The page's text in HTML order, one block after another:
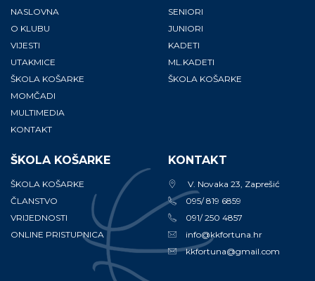
NASLOVNA
O KLUBU
VIJESTI
UTAKMICE
ŠKOLA KOŠARKE
MOMČADI
MULTIMEDIA
KONTAKT
SENIORI
JUNIORI
KADETI
ML.KADETI
ŠKOLA KOŠARKE
ŠKOLA KOŠARKE
ŠKOLA KOŠARKE
ČLANSTVO
VRIJEDNOSTI
ONLINE PRISTUPNICA
KONTAKT
V. Novaka 23, Zaprešić
095/ 819 6859
091/ 250 4857
info@kkfortuna.hr
kkfortuna@gmail.com